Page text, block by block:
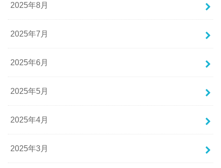
2025年8月
2025年7月
2025年6月
2025年5月
2025年4月
2025年3月